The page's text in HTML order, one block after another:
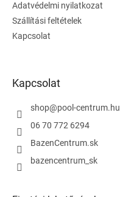
Adatvédelmi nyilatkozat
Szállítási feltételek
Kapcsolat
Kapcsolat
shop@pool-centrum.hu
06 70 772 6294
BazenCentrum.sk
bazencentrum_sk